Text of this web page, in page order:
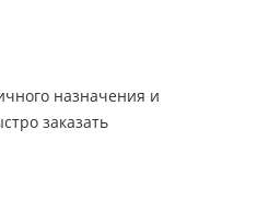
назначения и
заказать